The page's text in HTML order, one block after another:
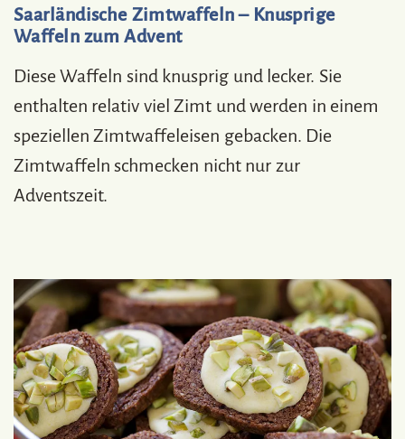
Saarländische Zimtwaffeln – Knusprige
Waffeln zum Advent
Diese Waffeln sind knusprig und lecker. Sie
enthalten relativ viel Zimt und werden in einem
speziellen Zimtwaffeleisen gebacken. Die
Zimtwaffeln schmecken nicht nur zur
Adventszeit.